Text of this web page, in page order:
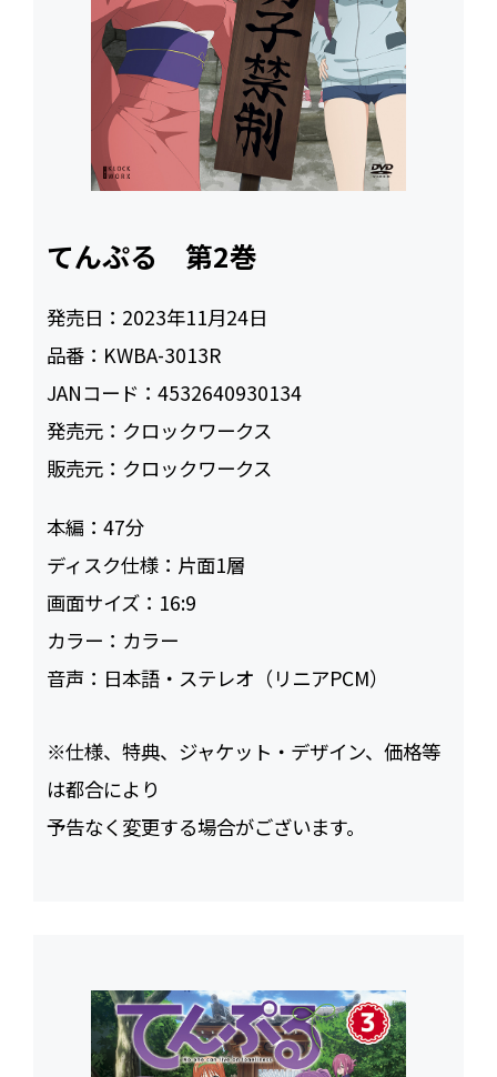
てんぷる 第2巻
発売日： 2023年11月24日
品番： KWBA-3013R
JANコード：4532640930134
発売元： クロックワークス
販売元： クロックワークス
本編：47
ディスク仕様： 片面1層
画面サイズ： 16:9
カラー： カラー
音声： 日本語・ステレオ（リニアPCM）
※仕様、特典、ジャケット・デザイン、価格等
は都合により
予告なく変更する場合がございます。